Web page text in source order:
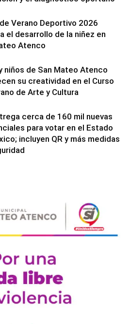
Verano Deportivo 2026
el desarrollo de la niñez en
Atenco
niños de San Mateo Atenco
su creatividad en el Curso
de Arte y Cultura
cerca de 160 mil nuevas
para votar en el Estado
incluyen QR y más medidas